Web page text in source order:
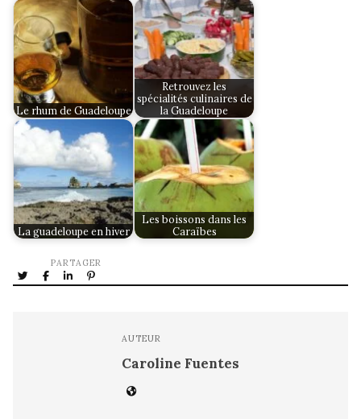
Le rhum de Guadeloupe
Retrouvez les
spécialités culinaires de
la Guadeloupe
La guadeloupe en hiver
Les boissons dans les
Caraïbes
PARTAGER
AUTEUR
Caroline Fuentes